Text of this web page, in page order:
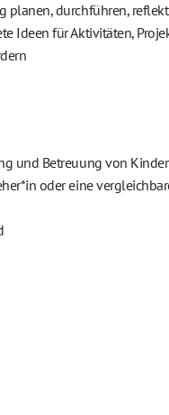
planen, durchführen,
Ideen für Aktivitäten,
und Betreuung von
oder eine